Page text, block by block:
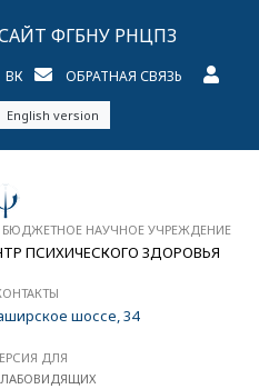
ФГБНУ РНЦПЗ
ВК ОБРАТНАЯ СВЯЗЬ
English version
БЮДЖЕТНОЕ НАУЧНОЕ УЧРЕЖДЕНИЕ
ПСИХИЧЕСКОГО ЗДОРОВЬЯ
шоссе, 34
ДЛЯ